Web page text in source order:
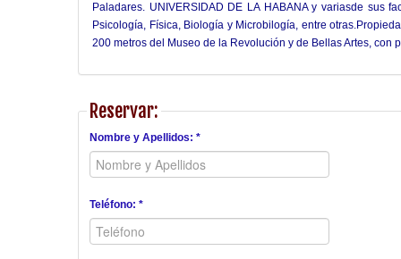
Paladares. UNIVERSIDAD DE LA HABANA y variasde sus
Psicología, Física, Biología y Microbilogía, entre
200 metros del Museo de la Revolución y de Bellas Artes,
Reservar:
Nombre y Apellidos: *
Teléfono: *